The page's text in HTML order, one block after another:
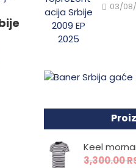
03/
Keel
3,300.00